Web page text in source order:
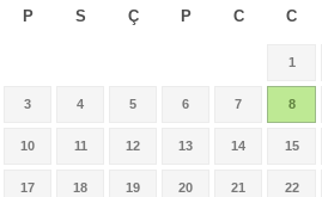
P S Ç P C C
1
3 4 5 6 7 8
10 11 12 13 14 15
17 18 19 20 21 22